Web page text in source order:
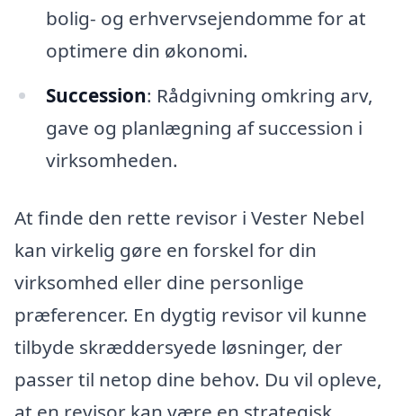
bolig- og erhvervsejendomme for at
optimere din økonomi.
Succession: Rådgivning omkring arv,
gave og planlægning af succession i
virksomheden.
At finde den rette revisor i Vester Nebel
kan virkelig gøre en forskel for din
virksomhed eller dine personlige
præferencer. En dygtig revisor vil kunne
tilbyde skræddersyede løsninger, der
passer til netop dine behov. Du vil opleve,